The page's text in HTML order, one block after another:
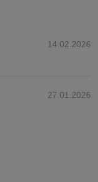
14.02.2026
27.01.2026